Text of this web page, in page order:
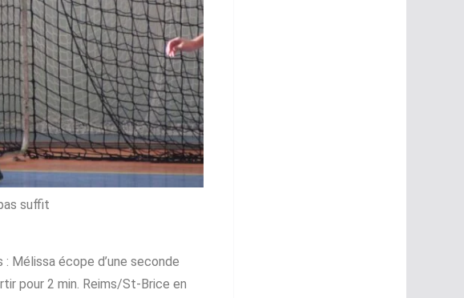
suffit
Mélissa écope d’une seconde
pour 2 min. Reims/St-Brice en